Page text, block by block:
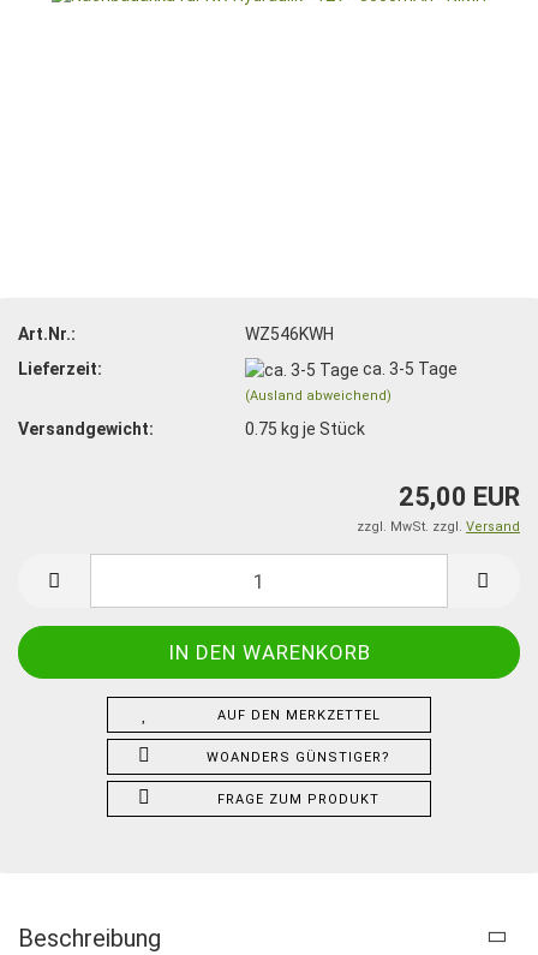
Art.Nr.:
WZ546KWH
Lieferzeit:
ca. 3-5 Tage
(Ausland abweichend)
Versandgewicht: 0.75 kg je Stück
25,00 EUR
zzgl. MwSt. zzgl. Versand
AUF DEN MERKZETTEL
WOANDERS GÜNSTIGER?
FRAGE ZUM PRODUKT
Beschreibung